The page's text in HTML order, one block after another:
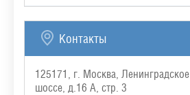
Контакты
125171, г. Москва, Ленинградское
шоссе, д.16 А, стр. 3